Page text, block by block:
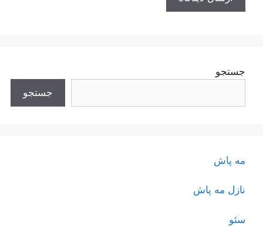
جستجو
جستجو
مه پاش
نازل مه پاش
سئو